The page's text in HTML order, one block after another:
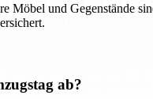
Möbel und Gegenstände
ab?